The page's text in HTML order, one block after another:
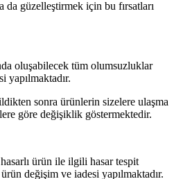
güzelleştirmek için bu fırsatları
oluşabilecek tüm olumsuzluklar
yapılmaktadır.
sonra ürünlerin sizelere ulaşma
göre değişiklik göstermektedir.
ürün ile ilgili hasar tespit
değişim ve iadesi yapılmaktadır.